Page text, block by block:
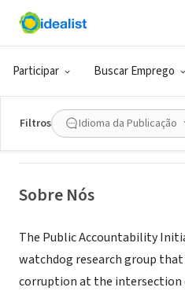
Participar Buscar Emprego
Filtros Idioma da Publicação
ONG (SETOR SOCIAL)
Public
Sobre Nós
The Public Accountability
watchdog research group
corruption at the intersection